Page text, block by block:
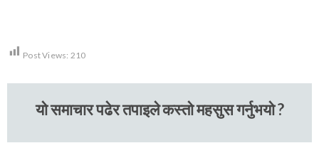
Post Views: 210
यो समाचार पढेर तपाइले कस्तो महसुस गर्नुभयो ?